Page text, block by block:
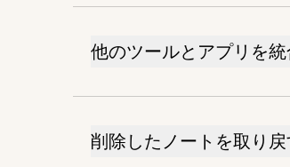
他のツールとアプリを
削除したノートを取り戻